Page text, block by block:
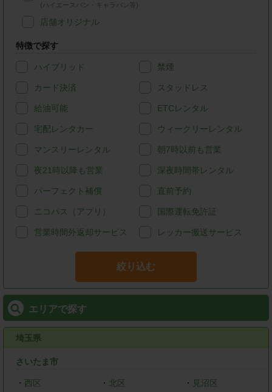
(ハイエースバン・キャラバン等)
店舗オリジナル
特徴で探す
ハイブリッド 禁煙
カード決済 スタッドレス
給油可能 ETCレンタル
宅配レンタカー ウィークリーレンタル
マンスリーレンタル 朝7時以前も営業
夜21時以降も営業 深夜時間帯レンタル
パーフェクト補償 直前予約
ニコパス（アプリ） 国際運転免許証
営業時間外返却サービス レッカー搬送サービス
絞り込む
エリアで探す
埼玉県
さいたま市
・ 西区 ・ 北区 ・ 見沼区